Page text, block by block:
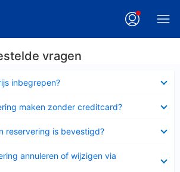
vragen
inbegrepen?
maken zonder creditcard?
reservering is bevestigd?
annuleren of wijzigen via